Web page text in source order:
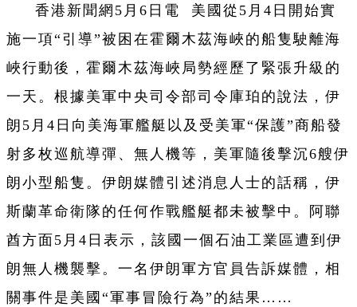
香港新聞網5月6日電 美國從5月4日開始實
施一項“引導”被困在霍爾木茲海峽的船隻駛離海
峽行動後，霍爾木茲海峽局勢經歷了緊張升級的
一天。根據美軍中央司令部司令庫珀的說法，伊
朗5月4日向美海軍艦艇以及受美軍“保護”商船發
射多枚巡航導彈、無人機等，美軍隨後擊沉6艘伊
朗小型船隻。伊朗媒體引述消息人士的話稱，伊
斯蘭革命衛隊的任何作戰艦艇都未被擊中。阿聯
酋方面5月4日表示，該國一個石油工業區遭到伊
朗無人機襲擊。一名伊朗軍方官員告訴媒體，相
關事件是美國“軍事冒險行為”的結果……